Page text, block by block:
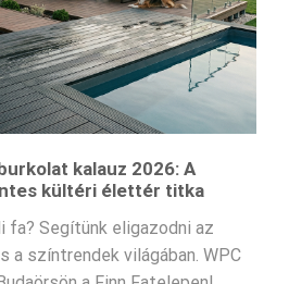
kalauz 2026: A
kültéri élettér titka
fa? Segítünk eligazodni az
a színtrendek világában. WPC